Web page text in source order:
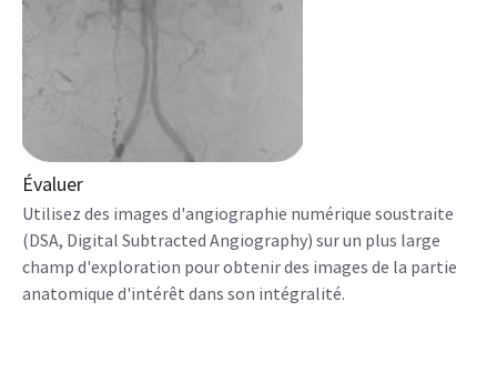
Évaluer
Utilisez des images d'angiographie numérique soustraite
(DSA, Digital Subtracted Angiography) sur un plus large
champ d'exploration pour obtenir des images de la partie
anatomique d'intérêt dans son intégralité.